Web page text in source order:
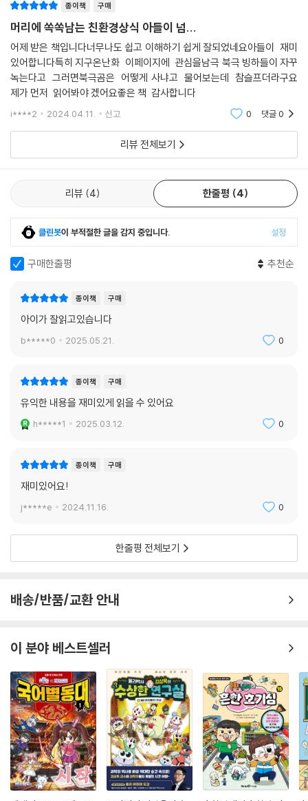
종이책 구매
머리에 쏙쏙남는 친환경상식 아들이 넘...
어제 받은 책입니다너무나도 쉽고 이해하기 쉽게 잘되었네요아들이 재미
있어합니다특히 지구온난화 이페이지에 관심을남극 북극 빙하들이 자꾸
녹는다고 그러면북극곰은 어떻게 사냐고 물어보는데 참슬프더라구요
제가 먼저 읽어봐야 겠어요좋은 책 감사합니다
i****2 2024.04.11. 신고 0 댓글0
리뷰 전체보기
리뷰 4 한줄평 4
클린봇이 부적절한 글을 감지 중입니다. 설정
구매한줄평 추천순
종이책 구매
아이가 잘읽고있습니다
b*****0 2025.05.21. 0
종이책 구매
유익한 내용을 재미있게 읽을 수 있어요
h*****1 2025.03.12. 0
종이책 구매
재미있어요!
j*****e 2024.11.16. 0
한줄평 전체보기
배송/반품/교환 안내
이 분야 베스트셀러